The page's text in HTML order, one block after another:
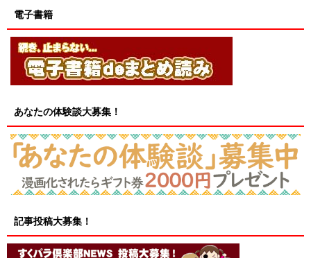
電子書籍
あなたの体験談大募集！
記事投稿大募集！